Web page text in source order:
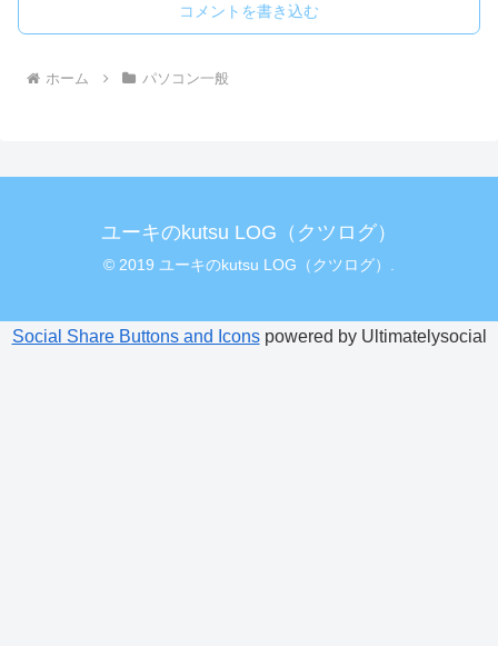
コメントを書き込む
ホーム パソコン一般
ユーキのkutsu LOG（クツログ）
© 2019 ユーキのkutsu LOG（クツログ）.
Social Share Buttons and Iconspowered by Ultimatelysocial